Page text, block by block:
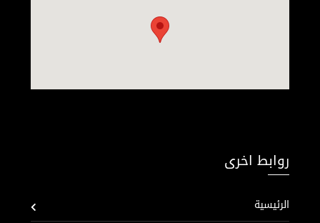
روابط اخرى
الرئيسية